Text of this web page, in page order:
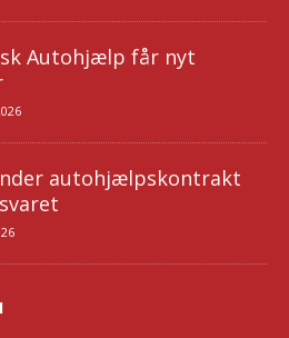
Autohjælp får nyt
autohjælpskontrakt